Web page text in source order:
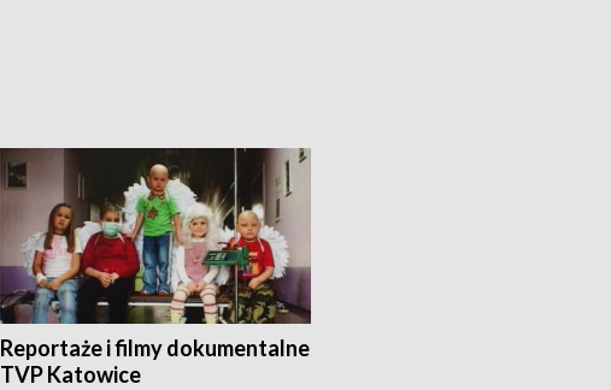
Reportaże i filmy dokumentalne
TVP Katowice